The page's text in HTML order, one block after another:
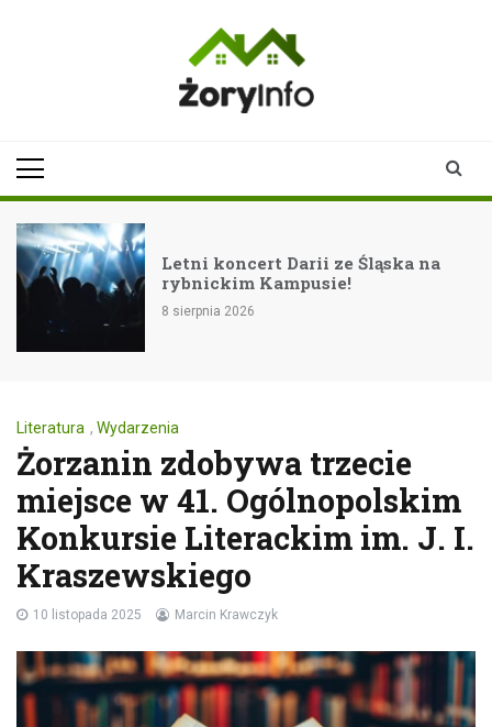
Letni koncert Darii ze Śląska na
rybnickim Kampusie!
8 sierpnia 2026
Literatura , Wydarzenia
Żorzanin zdobywa trzecie
miejsce w 41. Ogólnopolskim
Konkursie Literackim im. J. I.
Kraszewskiego
10 listopada 2025 Marcin Krawczyk